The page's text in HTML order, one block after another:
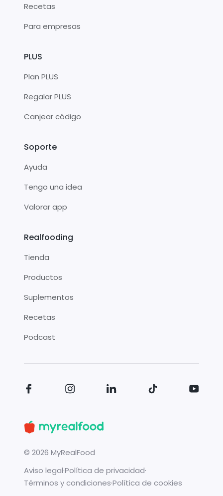
Recetas
Para empresas
PLUS
Plan PLUS
Regalar PLUS
Canjear código
Soporte
Ayuda
Tengo una idea
Valorar app
Realfooding
Tienda
Productos
Suplementos
Recetas
Podcast
© 2026 MyRealFood
Aviso legal·Política de privacidad·
Términos y condiciones·Política de cookies